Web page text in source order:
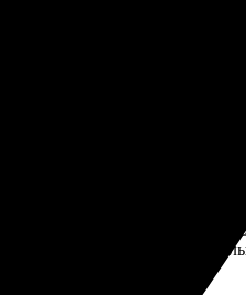
и оформление заказа.
Рекомендую!
размеров. Весь процесс
хорошая, всё дошло